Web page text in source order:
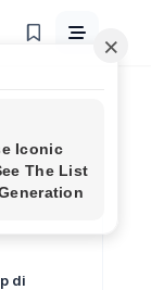
2026
di